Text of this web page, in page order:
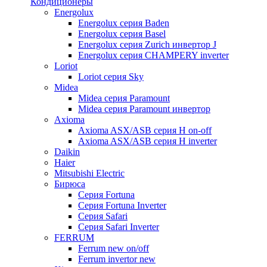
Energolux
Energolux серия Baden
Energolux серия Basel
Energolux серия Zurich инвертор J
Energolux серия CHAMPERY inverter
Loriot
Loriot серия Sky
Midea
Midea серия Paramount
Midea серия Paramount инвертор
Axioma
Axioma ASX/ASB серия Н on-off
Axioma ASX/ASB серия Н inverter
Daikin
Haier
Mitsubishi Electric
Бирюса
Серия Fortuna
Серия Fortuna Inverter
Серия Safari
Серия Safari Inverter
FERRUM
Ferrum new on/off
Ferrum invertor new